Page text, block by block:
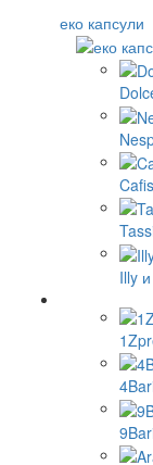
еко капсули
Illy